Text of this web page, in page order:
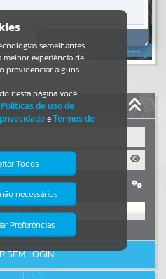
aguarde...
aguarde...
aguarde...
aguarde...
OU
|Recuperar Senha
SEM LOGIN
semelhantes
experiência de
providenciar alguns
nesta página você
Políticas de uso de
eTermos de
Todos
necessários
Preferências
recursos
não estar